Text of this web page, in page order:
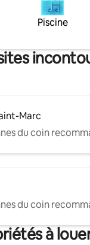
sur
une
de la
comme
Piscine
Marc
du coin
du coin
à